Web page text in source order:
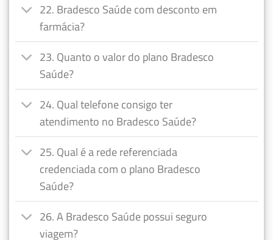
22. Bradesco Saúde com desconto em
farmácia?
23. Quanto o valor do plano Bradesco
Saúde?
24. Qual telefone consigo ter
atendimento no Bradesco Saúde?
25. Qual é a rede referenciada
credenciada com o plano Bradesco
Saúde?
26. A Bradesco Saúde possui seguro
viagem?